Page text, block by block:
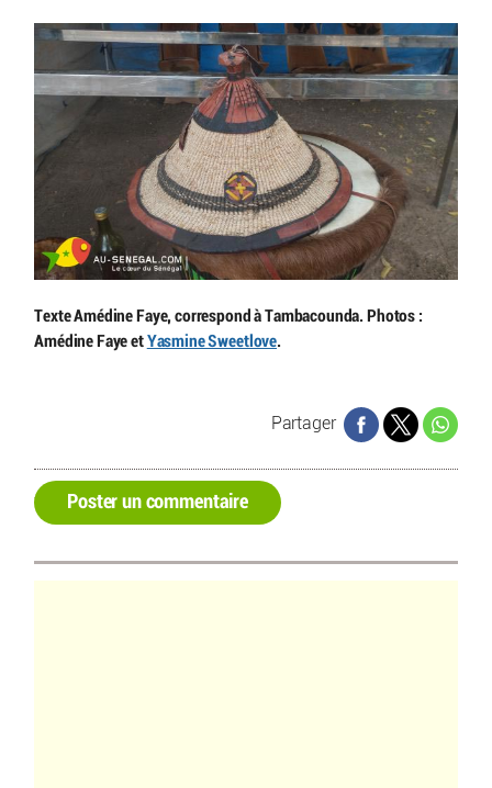
Texte Amédine Faye, correspond à Tambacounda. Photos :
Amédine Faye etYasmine Sweetlove.
Partager
Poster un commentaire